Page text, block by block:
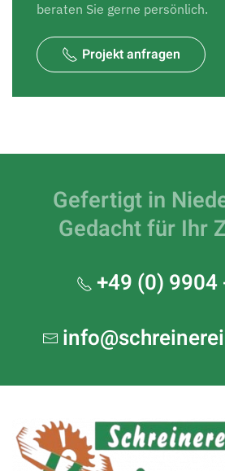
beraten Sie gerne persönlich.
Projekt anfragen
Gefertigt in
Gedacht für Ihr
+49 (0) 9904